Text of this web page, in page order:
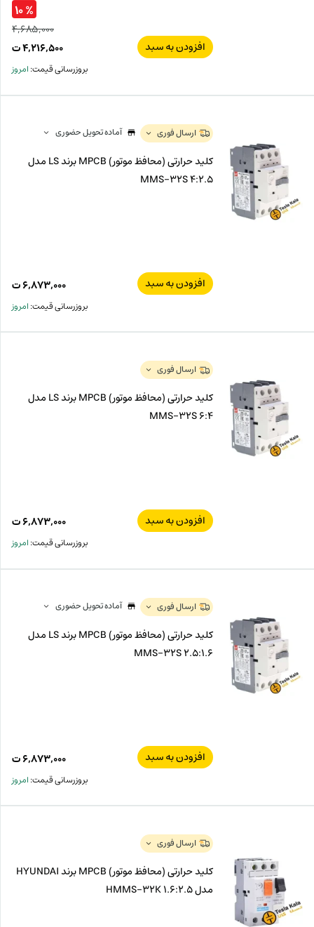
افزودن به سبد
۴,۶۸۵,۰۰۰
۴,۲۱۶,۵۰۰ت
% ۱۰
بروزرسانی قیمت:امروز
ارسال فوری آماده تحویل حضوری
کلید حرارتی (محافظ موتور) MPCB برند LS مدل
MMS-32S 4:2.5
افزودن به سبد ۶,۸۷۳,۰۰۰ت
بروزرسانی قیمت:امروز
ارسال فوری
کلید حرارتی (محافظ موتور) MPCB برند LS مدل
MMS-32S 6:4
افزودن به سبد ۶,۸۷۳,۰۰۰ت
بروزرسانی قیمت:امروز
ارسال فوری آماده تحویل حضوری
کلید حرارتی (محافظ موتور) MPCB برند LS مدل
MMS-32S 2.5:1.6
افزودن به سبد ۶,۸۷۳,۰۰۰ت
بروزرسانی قیمت:امروز
ارسال فوری
کلید حرارتی (محافظ موتور) MPCB برند HYUNDAI
مدل HMMS-32K 1.6:2.5